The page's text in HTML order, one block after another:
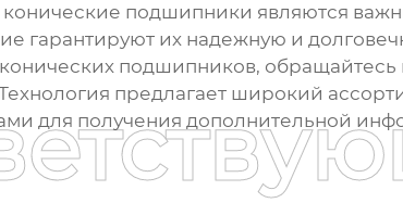
подшипники являются
гарантируют их надежную и
подшипников, обращайтесь
предлагает широкий
для получения дополнительной